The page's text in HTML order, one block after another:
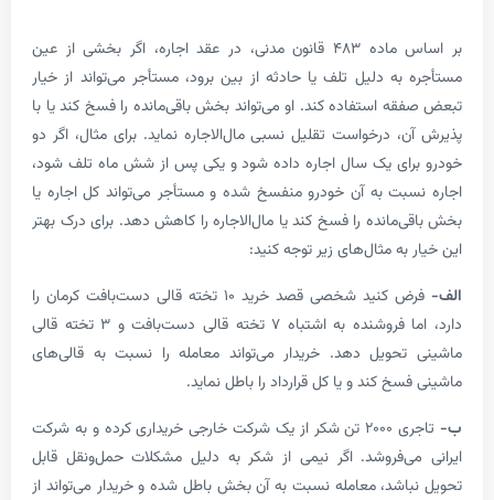
بر اساس ماده ۴۸۳ قانون مدنی، در عقد اجاره، اگر بخشی از عین
دلیل تلف یا حادثه از بین برود، مستأجر می‌تواند از خیار
استفاده کند. او می‌تواند بخش باقی‌مانده را فسخ کند یا با
درخواست تقلیل نسبی مال‌الاجاره نماید. برای مثال، اگر دو
یک سال اجاره داده شود و یکی پس از شش ماه تلف شود،
به آن خودرو منفسخ شده و مستأجر می‌تواند کل اجاره یا
را فسخ کند یا مال‌الاجاره را کاهش دهد. برای درک بهتر
مثال‌های زیر توجه کنید:
فرض کنید شخصی قصد خرید ۱۰ تخته قالی دست‌بافت کرمان را
دارد، اما فروشنده به اشتباه ۷ تخته قالی دست‌بافت و ۳ تخته قالی
دهد. خریدار می‌تواند معامله را نسبت به قالی‌های
کند و یا کل قرارداد را باطل نماید.
تاجری ۲۰۰۰ تن شکر از یک شرکت خارجی خریداری کرده و به شرکت
اگر نیمی از شکر به دلیل مشکلات حمل‌ونقل قابل
معامله نسبت به آن بخش باطل شده و خریدار می‌تواند از